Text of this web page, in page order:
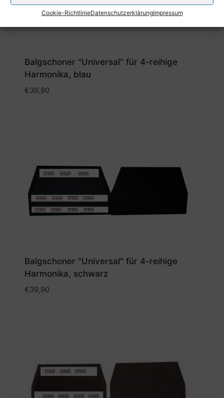
Cookie-RichtlinieDatenschutzerklärungImpressum
Balgschoner "Universal" für 4-reihige
Harmonika, blau
€39,90
Balgschoner "Universal" für 4-reihige
Harmonika, schwarz
€39,90